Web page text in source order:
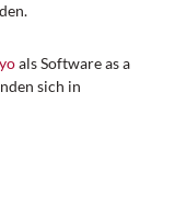
als Software as a
sich in